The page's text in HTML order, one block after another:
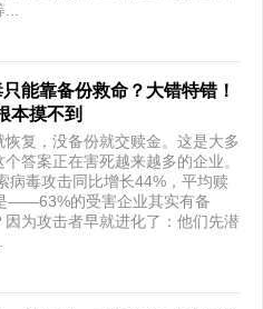
能靠备份救命？大错特错！
本摸不到
复，没备份就交赎金。这是大多
答案正在害死越来越多的企业。
病毒攻击同比增长44%，平均赎
——63%的受害企业其实有备
为攻击者早就进化了：他们先潜